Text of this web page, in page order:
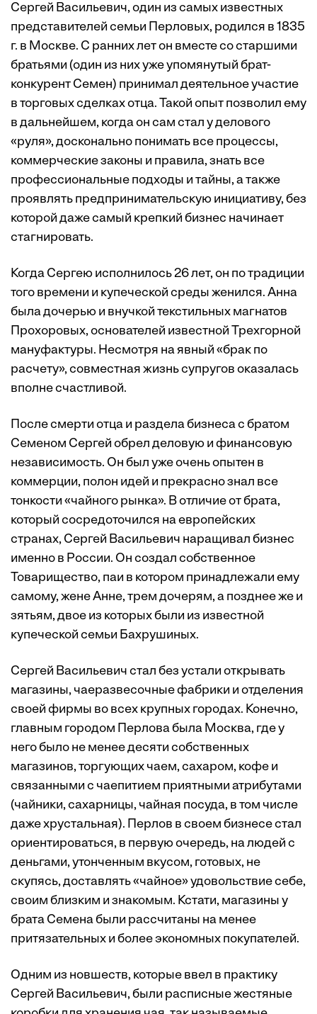
Сергей Васильевич, один из самых известных
представителей семьи Перловых, родился в 1835
г. в Москве. С ранних лет он вместе со старшими
братьями (один из них уже упомянутый брат-
конкурент Семен) принимал деятельное участие
в торговых сделках отца. Такой опыт позволил ему
в дальнейшем, когда он сам стал у делового
«руля», досконально понимать все процессы,
коммерческие законы и правила, знать все
профессиональные подходы и тайны, а также
проявлять предпринимательскую инициативу, без
которой даже самый крепкий бизнес начинает
стагнировать.
Когда Сергею исполнилось 26 лет, он по традиции
того времени и купеческой среды женился. Анна
была дочерью и внучкой текстильных магнатов
Прохоровых, основателей известной Трехгорной
мануфактуры. Несмотря на явный «брак по
расчету», совместная жизнь супругов оказалась
вполне счастливой.
После смерти отца и раздела бизнеса с братом
Семеном Сергей обрел деловую и финансовую
независимость. Он был уже очень опытен в
коммерции, полон идей и прекрасно знал все
тонкости «чайного рынка». В отличие от брата,
который сосредоточился на европейских
странах, Сергей Васильевич наращивал бизнес
именно в России. Он создал собственное
Товарищество, паи в котором принадлежали ему
самому, жене Анне, трем дочерям, а позднее же и
зятьям, двое из которых были из известной
купеческой семьи Бахрушиных.
Сергей Васильевич стал без устали открывать
магазины, чаеразвесочные фабрики и отделения
своей фирмы во всех крупных городах. Конечно,
главным городом Перлова была Москва, где у
него было не менее десяти собственных
магазинов, торгующих чаем, сахаром, кофе и
связанными с чаепитием приятными атрибутами
(чайники, сахарницы, чайная посуда, в том числе
даже хрустальная). Перлов в своем бизнесе стал
ориентироваться, в первую очередь, на людей с
деньгами, утонченным вкусом, готовых, не
скупясь, доставлять «чайное» удовольствие себе,
своим близким и знакомым. Кстати, магазины у
брата Семена были рассчитаны на менее
притязательных и более экономных покупателей.
Одним из новшеств, которые ввел в практику
Сергей Васильевич, были расписные жестяные